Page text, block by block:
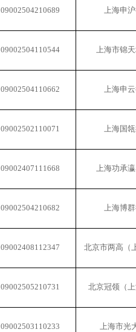
09002504210689 上海申
09002504110544 上海市锦
09002504110662 上海申
09002502110071 上海国
09002407111668 上海功承
09002504210682 上海博
09002408112347 北京市两高（
09002505210731 北京冠领（
09002503110233 上海市光